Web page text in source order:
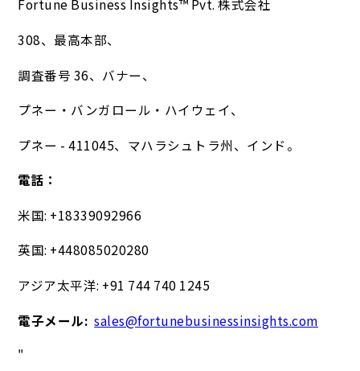
Fortune Business Insights™ Pvt. 株式会社
308、最高本部、
調査番号 36、バナー、
プネー・バンガロール・ハイウェイ、
プネー - 411045、マハラシュトラ州、インド。
電話：
米国: +18339092966
英国: +448085020280
アジア太平洋: +91 744 740 1245
電子メール: sales@fortunebusinessinsights.com
"